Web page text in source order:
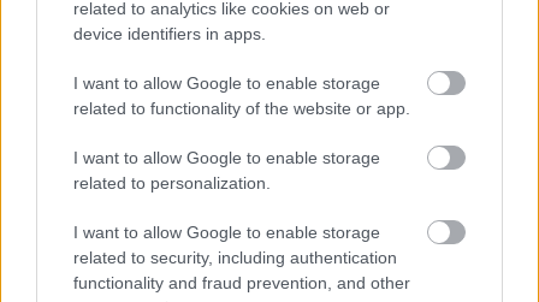
related to analytics like cookies on web or
device identifiers in apps.
I want to allow Google to enable storage
related to functionality of the website or app.
I want to allow Google to enable storage
related to personalization.
I want to allow Google to enable storage
related to security, including authentication
functionality and fraud prevention, and other
διαδικτυακό αέρα την προσπάθεια «
ξεκίνησε πριν ένα χρόνο και απευθύνεται αφενός
στους παραγωγούς και αφετέρου στους
σχεδιαστές, ώστε να τους φέρει σε επαφή και να
μπορέσει το ελληνικό επιχειρείν να ανταποκριθεί
στις σύγχρονες προδιαγραφές του εξωτερικού
εμπορίου», μας λέει η κ.Τέτη Περισσάκη
υπεύθυνη της πρωτοβουλίας.